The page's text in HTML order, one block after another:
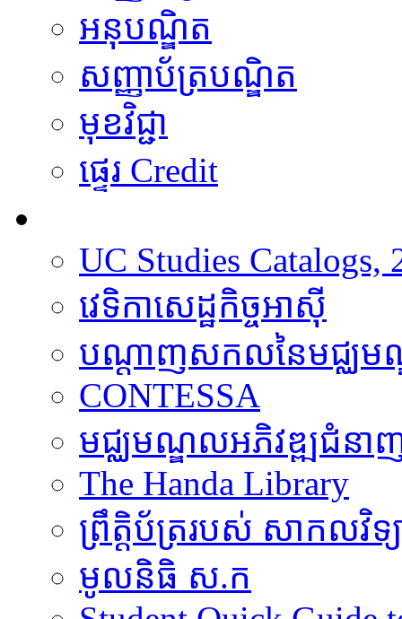
អនុបណ្ឌិត
សញ្ញាប័ត្របណ្ឌិត
មុខវិជ្ជា
ផ្ទេរ Credit
UC Studies Catalogs,
វេទិកាសេដ្ឋកិច្ចអាស៊ី
បណ្តាញសកលនៃមជ្ឈម
CONTESSA
មជ្ឈមណ្ឌលអភិវឌ្ឍជំនា
The Handa Library
ព្រឹត្តិប័ត្ររបស់​​ សាកលវិទ្
មូលនិធិ​ ស.ក